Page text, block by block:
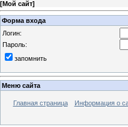
[Мой сайт]
Форма входа
Логин:
Пароль:
запомнить
Меню сайта
Главная страница Информация о